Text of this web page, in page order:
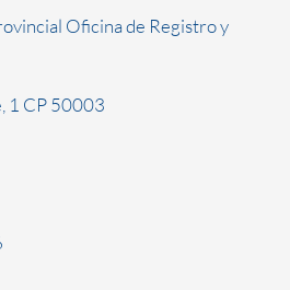
Oficina de Registro y
1 CP 50003